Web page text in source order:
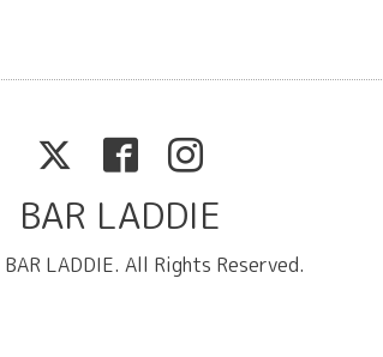
BAR LADDIE
BAR LADDIE. All Rights Reserved.